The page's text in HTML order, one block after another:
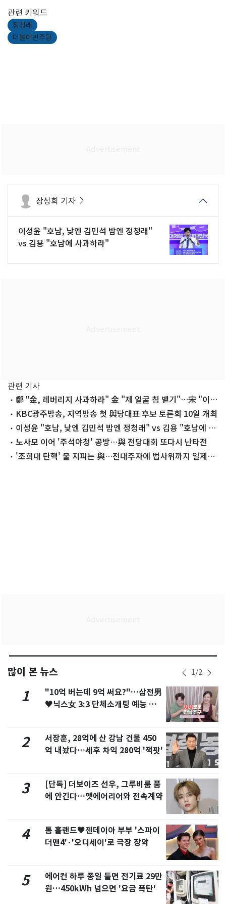
관련 키워드
정청래
더불어민주당
장성희 기자
이성윤 "호남, 낮엔 김민석 밤엔 정청래"
vs 김용 "호남에 사과하라"
관련 기사
鄭 "金, 레버리지 사과하라" 金 "제 얼굴 침 뱉기"…宋 "이인
제 닮아가는 鄭" (종합)
KBC광주방송, 지역방송 첫 與당대표 후보 토론회 10일 개최
이성윤 "호남, 낮엔 김민석 밤엔 정청래" vs 김용 "호남에 사
과하라"
노사모 이어 '주석야청' 공방…與 전당대회 또다시 난타전
'조희대 탄핵' 불 지피는 與…전대주자에 법사위까지 일제히
많이 본 뉴스 1/2
1
"10억 버는데 9억 써요?"…삼전男
♥닉스女 3:3 단체소개팅 예능 화
2
서장훈, 28억에 산 강남 건물 450
억 내놨다…세후 차익 280억 '잭팟'
3
[단독] 더보이즈 선우, 그루비룸 품
에 안긴다…앳에어리어와 전속계약
4
톰 홀랜드♥젠데이아 부부 '스파이
더맨4'·'오디세이'로 극장 장악
5
에어컨 하루 종일 틀면 전기료 29만
원…450kWh 넘으면 '요금 폭탄'